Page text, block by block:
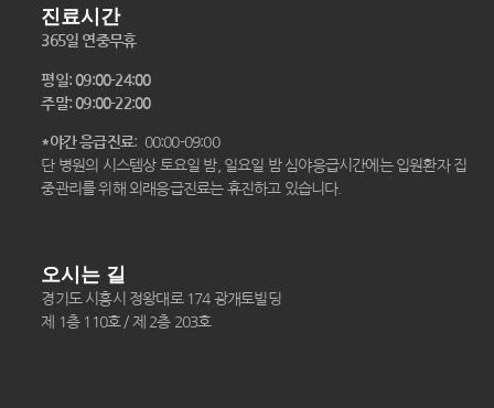
진료시간
365일 연중무휴
평일: 09:00-24:00
주말: 09:00-22:00
*야간 응급진료: 00:00-09:00
단 병원의 시스템상 토요일 밤, 일요일 밤 심야응급시간에는 입원환자 집
중관리를 위해 외래응급진료는 휴진하고 있습니다.
오시는 길
경기도 시흥시 정왕대로 174 광개토빌딩
제 1층 110호 / 제 2층 203호